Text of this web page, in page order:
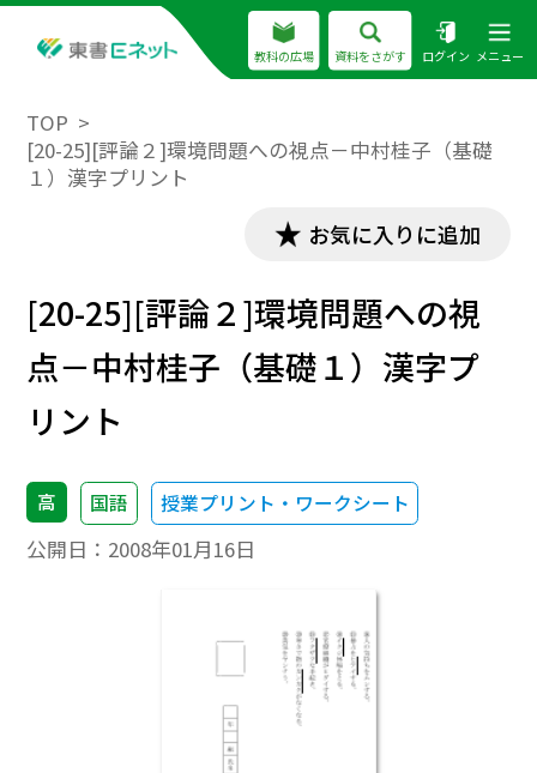
教科の広場 資料をさがす ログイン メニュー
TOP
[20-25][評論２]環境問題への視点－中村桂子（基礎
１）漢字プリント
お気に入りに追加
[20-25][評論２]環境問題への視
点－中村桂子（基礎１）漢字プ
リント
高 国語 授業プリント・ワークシート
公開日： 2008年01月16日